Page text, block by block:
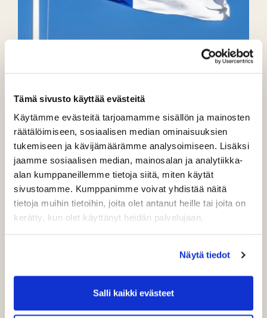
Tämä sivusto käyttää evästeitä
Käytämme evästeitä tarjoamamme sisällön ja mainosten
räätälöimiseen, sosiaalisen median ominaisuuksien
tukemiseen ja kävijämäärämme analysoimiseen. Lisäksi
jaamme sosiaalisen median, mainosalan ja analytiikka-
alan kumppaneillemme tietoja siitä, miten käytät
sivustoamme. Kumppanimme voivat yhdistää näitä
tietoja muihin tietoihin, joita olet antanut heille tai joita on
kerätty, kun olet käyttänyt heidän palvelujaan.
Näytä tiedot
Salli kaikki evästeet
Hyvää Itsenäisyyspäivää!